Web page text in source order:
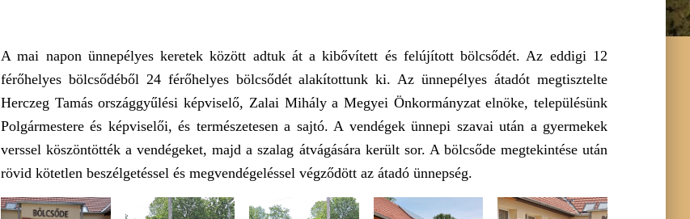
A mai napon ünnepélyes keretek között adtuk át a kibővített és felújított bölcsődét. Az eddigi 12
férőhelyes bölcsődéből 24 férőhelyes bölcsődét alakítottunk ki. Az ünnepélyes átadót megtisztelte
Herczeg Tamás országgyűlési képviselő, Zalai Mihály a Megyei Önkormányzat elnöke, településünk
Polgármestere és képviselői, és természetesen a sajtó. A vendégek ünnepi szavai után a gyermekek
verssel köszöntötték a vendégeket, majd a szalag átvágására került sor. A bölcsőde megtekintése után
rövid kötetlen beszélgetéssel és megvendégeléssel végződött az átadó ünnepség.